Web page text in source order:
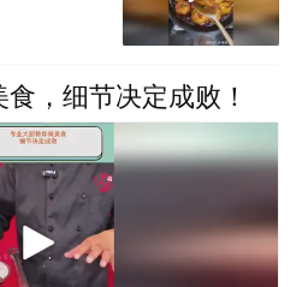
，细节决定成败！